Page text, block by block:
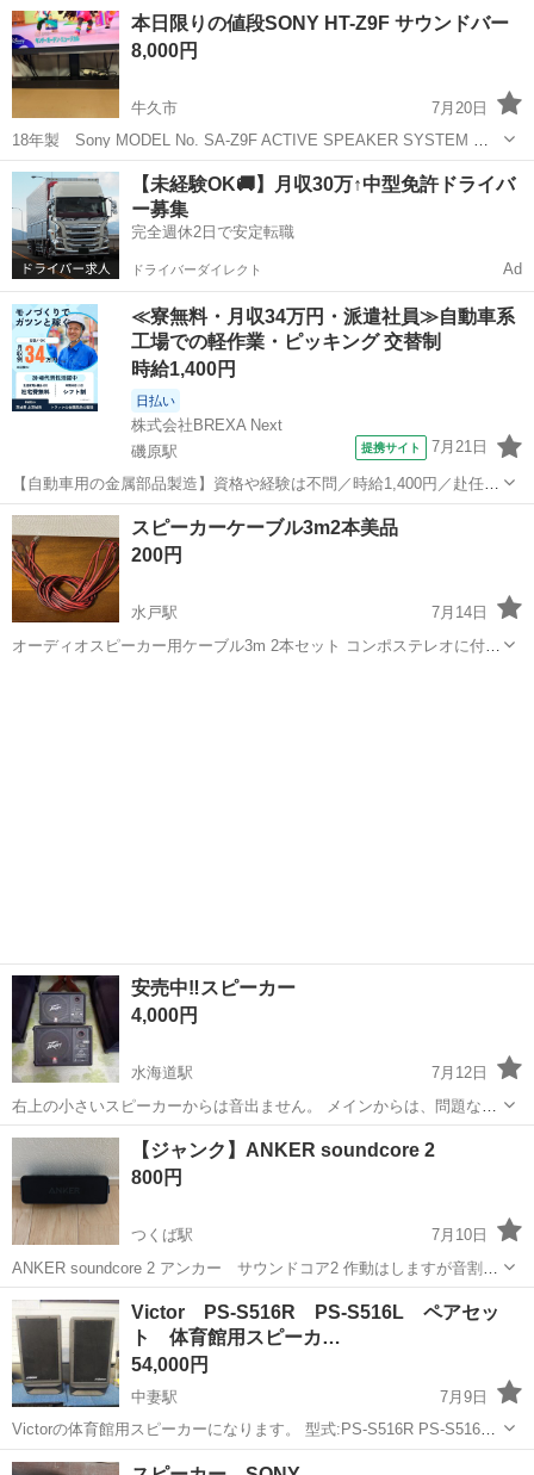
い。ネットで6500円から8000円で売られています。写真5を参照くだ
さい。 パイオニア...
茨城 ひたちなか市 佐和駅 コンパクト
本日限りの値段SONY HT-Z9F サウンドバー
8,000円
牛久市
7月20日
18年製 Sony MODEL No. SA-Z9F ACTIVE SPEAKER SYSTEM サ
ウンドバー （美品）のみ リモコンとサブウーファーありません サ
ウンドバーのみの使用でも ハイレゾで音もいい感じです ...
茨城 牛久市 オーディオ 49インチ
【未経験OK🚚】月収30万↑中型免許ドライバ
ー募集
完全週休2日で安定転職
ドライバーダイレクト Ad
≪寮無料・月収34万円・派遣社員≫自動車系
工場での軽作業・ピッキング 交替制
時給1,400円
日払い
株式会社BREXA Next
磯原駅
提携サイト 7月21日
【自動車用の金属部品製造】資格や経験は不問／時給1,400円／赴任旅
費会社負担／正社員登用のチャンスあり／食堂利用可能／マイカー通
勤OK《茨城県茨城市》 人気の工場のお仕事 ◇トラックの金属部品の
製造◇ ★トラックの金属...
茨城 北茨城市 磯原駅 その他
スピーカーケーブル3m2本美品
200円
水戸駅
7月14日
オーディオスピーカー用ケーブル3m 2本セット コンポステレオに付属
安売中‼️スピーカー
4,000円
水海道駅
7月12日
右上の小さいスピーカーからは音出ません。 メインからは、問題なく
音出来ます。
茨城 常総市 水海道駅
【ジャンク】ANKER soundcore 2
800円
つくば駅
7月10日
ANKER soundcore 2 アンカー サウンドコア2 作動はしますが音割れ
が出てきたので それ以来使用せず ジャンク扱い、3Nで 修理できる
方、上記了承頂ける方 宜しくお願いします
茨城 つくば市
Victor PS-S516R PS-S516L ペアセッ
ト 体育館用スピーカ…
54,000円
中妻駅
7月9日
Victorの体育館用スピーカーになります。 型式:PS-S516R PS-S516L
音出し確認のみ実施済みです。 詳細につきましては、写真をご確認く
茨城 常総市 中妻駅